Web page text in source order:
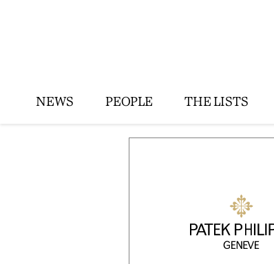
NEWS PEOPLE THE LISTS